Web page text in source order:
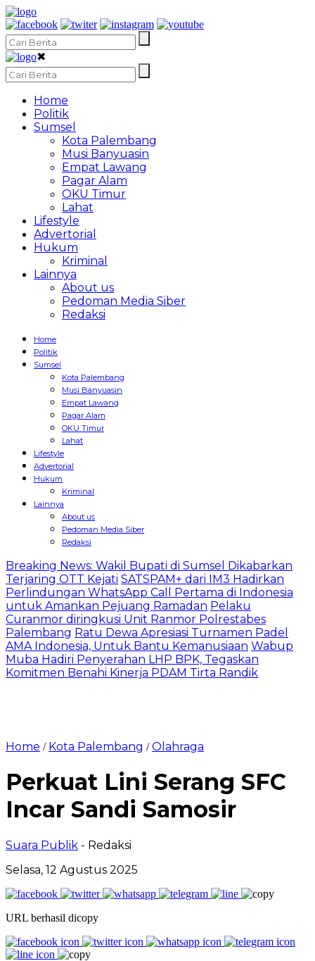
✖
Home
Politik
Sumsel
Kota Palembang
Musi Banyuasin
Empat Lawang
Pagar Alam
OKU Timur
Lahat
Lifestyle
Advertorial
Hukum
Kriminal
Lainnya
About us
Pedoman Media Siber
Redaksi
Home
Politik
Sumsel
Kota Palembang
Musi Banyuasin
Empat Lawang
Pagar Alam
OKU Timur
Lahat
Lifestyle
Advertorial
Hukum
Kriminal
Lainnya
About us
Pedoman Media Siber
Redaksi
Breaking News: Wakil Bupati di Sumsel Dikabarkan
Terjaring OTT Kejati SATSPAM+ dari IM3 Hadirkan
Perlindungan WhatsApp Call Pertama di Indonesia
untuk Amankan Pejuang Ramadan Pelaku
Curanmor diringkusi Unit Ranmor Polrestabes
Palembang Ratu Dewa Apresiasi Turnamen Padel
AMA Indonesia, Untuk Bantu Kemanusiaan Wabup
Muba Hadiri Penyerahan LHP BPK, Tegaskan
Komitmen Benahi Kinerja PDAM Tirta Randik
Home / Kota Palembang /Olahraga
Perkuat Lini Serang SFC
Incar Sandi Samosir
Suara Publik - Redaksi
Selasa, 12 Agustus 2025
URL berhasil dicopy